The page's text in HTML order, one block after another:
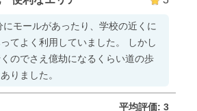
にモールがあったり、学校の近くに
てよく利用していました。 しかし
のでさえ億劫になるくらい道の歩
りました。
平均評価: 3